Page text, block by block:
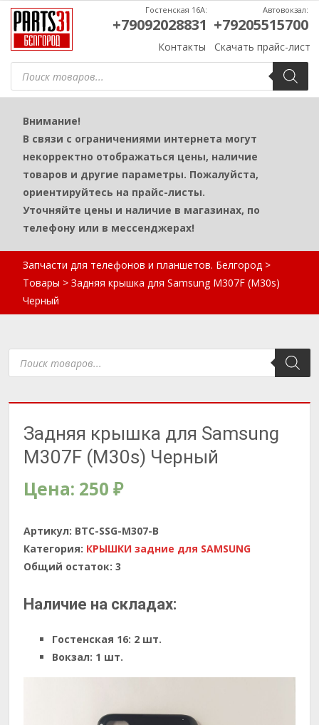
Поиск
товаров
Контакты Скачать прайс-лист
Гостенская 16А:
+79092028831
Автовокзал:
+79205515700
Внимание!
В связи с ограничениями интернета могут
некорректно отображаться цены, наличие
товаров и другие параметры. Пожалуйста,
ориентируйтесь на прайс-листы.
Уточняйте цены и наличие в магазинах, по
телефону или в мессенджерах!
Запчасти для телефонов и планшетов. Белгород >
Товары > Задняя крышка для Samsung M307F (M30s)
Черный
Поиск
товаров
Задняя крышка для Samsung
M307F (M30s) Черный
Цена: 250 ₽
Артикул: BTC-SSG-M307-B
Категория: КРЫШКИ задние для SAMSUNG
Общий остаток: 3
Наличие на складах:
Гостенская 16: 2 шт.
Вокзал: 1 шт.